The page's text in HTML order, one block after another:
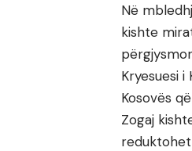
Në
kishte
Kryesuesi
Kosovës
Zogaj